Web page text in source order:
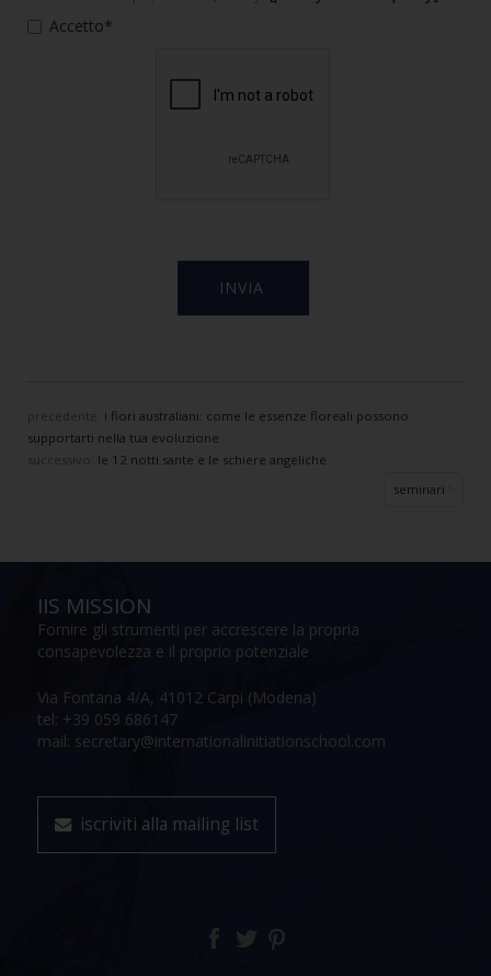
Accetto*
precedente: i fiori australiani: come le essenze floreali possono
supportarti nella tua evoluzione
le 12 notti sante e le schiere angeliche
seminari
IIS MISSION
Fornire gli strumenti per accrescere la propria
consapevolezza e il proprio potenziale
Via Fontana 4/A, 41012 Carpi (Modena)
tel: +39 059 686147
mail: secretary@internationalinitiationschool.com
iscriviti alla mailing list